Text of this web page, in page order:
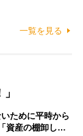
一覧を見る
ために平時から
資産の棚卸し…